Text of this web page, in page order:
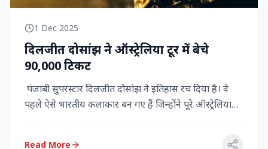
1 Dec 2025
दिलजीत दोसांझ ने ऑस्ट्रेलिया टूर में बेचे
90,000 टिकट
पंजाबी सुपरस्टार दिलजीत दोसांझ ने इतिहास रच दिया है। वे
पहले ऐसे भारतीय कलाकार बन गए हैं जिन्होंने पूरे ऑस्ट्रेलिया
Read More